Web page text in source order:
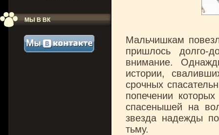
МЫ В ВК
Мальчишкам
пришлось долго-
внимание.
истории,
срочных
попечении
спасенышей на
звезда надежды
тьму.